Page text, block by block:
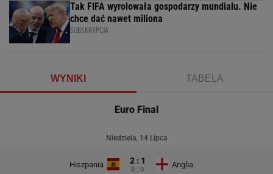
Tak FIFA wyrolowała gospodarzy mundialu. Nie
chce dać nawet miliona
SUBSKRYPCJA
WYNIKI TABELA
Euro Final
Niedziela, 14 Lipca
Hiszpania 2 : 1
0 : 0
Anglia